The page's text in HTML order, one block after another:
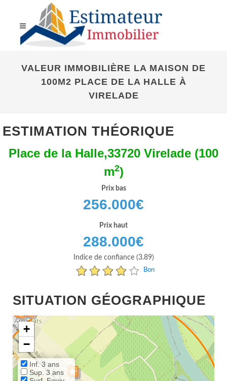
VALEUR IMMOBILIÈRE LA MAISON DE
100M2 PLACE DE LA HALLE À
VIRELADE
ESTIMATION THÉORIQUE
Place de la Halle,33720 Virelade (100
m2)
Prix bas
256.000€
Prix haut
288.000€
Indice de confiance (3.89)
Bon
SITUATION GÉOGRAPHIQUE
+
−
Inf. 3 ans
Sup. 3 ans